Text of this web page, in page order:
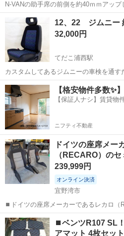
N-VANの助手席の前側を約40ｍｍアップします。 取付は
側のボルトを外して、スペーサーゴムを
るだけです。 ※値下げ
沖縄市
12、22 ジムニー
32,000円
てだこ浦西駅
カスタムしてあるジムニーの車検を通す
です。 高買いしてしまいました(笑) 出品価格よりもはるかに高い値段
沖縄 中頭郡 てだこ浦西駅
【格安物件多数✨
【保証人ナシ】賃貸物
ニフティ不動産
ドイツの座席メー
（RECARO）の
2…
239,999円
オンライン決済
宜野湾市
⏹️ドイツの座席メーカーであるレカロ（
ート、SR-2 または SR-3 シリーズ 製品の特徴 ⏹️モデル名: RECARO
SR-2 。SRシリーズは、高いホールド性
沖縄 宜野湾市
⏹️ベンツR107 SL
アマット 4枚セット